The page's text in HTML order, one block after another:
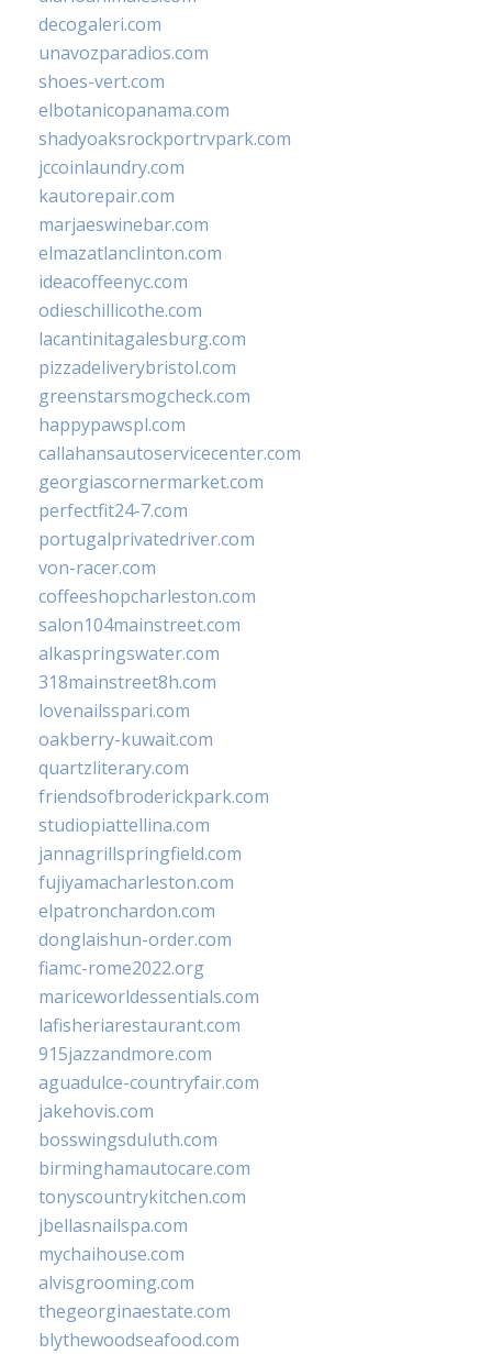
decogaleri.com
unavozparadios.com
shoes-vert.com
elbotanicopanama.com
shadyoaksrockportrvpark.com
jccoinlaundry.com
kautorepair.com
marjaeswinebar.com
elmazatlanclinton.com
ideacoffeenyc.com
odieschillicothe.com
lacantinitagalesburg.com
pizzadeliverybristol.com
greenstarsmogcheck.com
happypawspl.com
callahansautoservicecenter.com
georgiascornermarket.com
perfectfit24-7.com
portugalprivatedriver.com
von-racer.com
coffeeshopcharleston.com
salon104mainstreet.com
alkaspringswater.com
318mainstreet8h.com
lovenailsspari.com
oakberry-kuwait.com
quartzliterary.com
friendsofbroderickpark.com
studiopiattellina.com
jannagrillspringfield.com
fujiyamacharleston.com
elpatronchardon.com
donglaishun-order.com
fiamc-rome2022.org
mariceworldessentials.com
lafisheriarestaurant.com
915jazzandmore.com
aguadulce-countryfair.com
jakehovis.com
bosswingsduluth.com
birminghamautocare.com
tonyscountrykitchen.com
jbellasnailspa.com
mychaihouse.com
alvisgrooming.com
thegeorginaestate.com
blythewoodseafood.com